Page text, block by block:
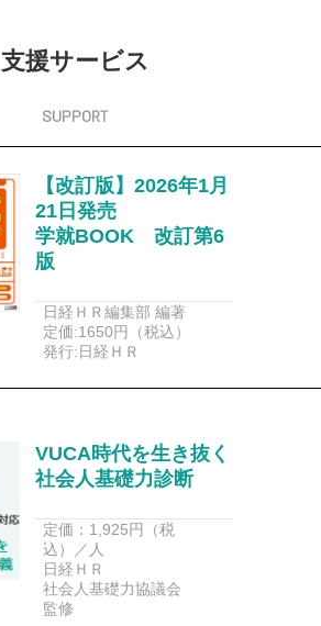
支援サービス
【改訂版】2026年1月
21日発売
学就BOOK 改訂第6
版
日経ＨＲ編集部 編著
定価:1650円（税込）
発行:日経ＨＲ
VUCA時代を生き抜く
社会人基礎力診断
定価：1,925円（税
込）／人
日経ＨＲ
社会人基礎力協議会
監修